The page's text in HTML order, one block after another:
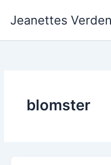
innholdet
Jeanettes Verden
blomster